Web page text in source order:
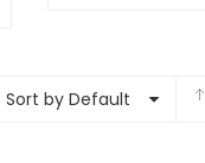
Sort by Default